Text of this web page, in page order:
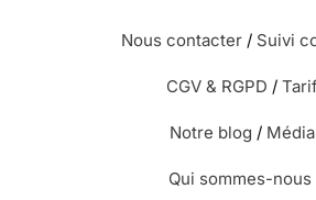
Nous contacter / Suivi
CGV & RGPD /
Notre blog /
Qui sommes-nous